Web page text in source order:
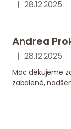
Hodnocení
| 28.12.2025
Andrea
Hodnocení
| 28.12.2025
Moc děkujeme
zabalené,